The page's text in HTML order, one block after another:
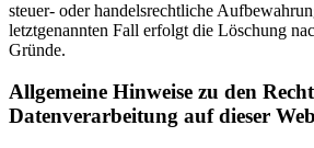
steuer- oder handelsrechtliche
letztgenannten Fall erfolgt die Löschung
Gründe.
Allgemeine Hinweise zu den
Datenverarbeitung auf dieser